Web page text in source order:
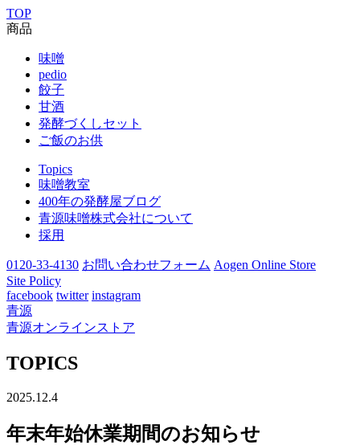
TOP
商品
味噌
pedio
餃子
甘酒
発酵づくしセット
ご飯のお供
Topics
味噌教室
400年の発酵屋ブログ
青源味噌株式会社について
採用
0120-33-4130 お問い合わせフォーム Aogen Online Store
Site Policy
facebook twitter instagram
青源
青源オンラインストア
TOPICS
2025.12.4
年末年始休業期間のお知らせ